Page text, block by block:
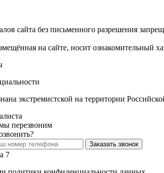
сайта без письменного разрешения
на сайте, носит ознакомительный
экстремистской на территории
перезвоним
Заказать звонок